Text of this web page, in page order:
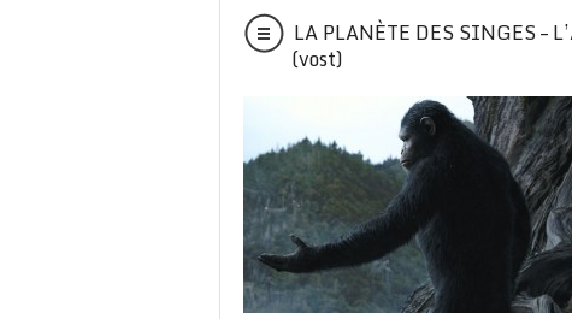
LA PLANÈTE DES SINGES –
(vost)